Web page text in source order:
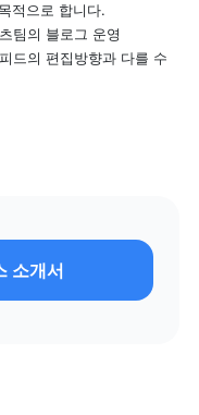
적으로 합니다.
팀의 블로그 운영
드의 편집방향과 다를 수
소개서